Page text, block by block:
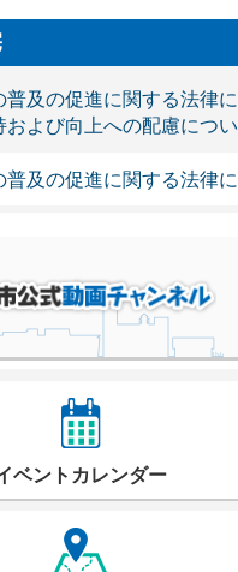
普及の促進に関する法律
および向上への配慮につ
普及の促進に関する法律
ベントカレンダー